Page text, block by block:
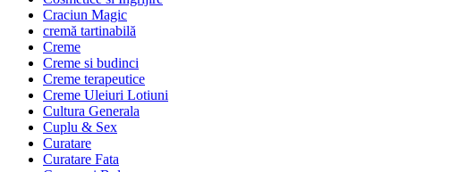
Craciun Magic
cremă tartinabilă
Creme
Creme si budinci
Creme terapeutice
Creme Uleiuri Lotiuni
Cultura Generala
Cuplu & Sex
Curatare
Curatare Fata